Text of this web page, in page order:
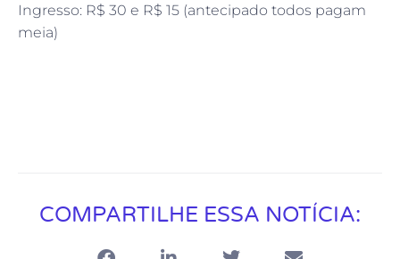
Ingresso: R$ 30 e R$ 15 (antecipado todos pagam
meia)
COMPARTILHE ESSA NOTÍCIA: